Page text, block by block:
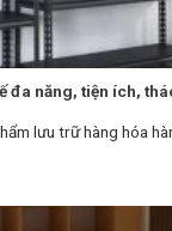
đa năng, tiện ích,
lưu trữ hàng hóa